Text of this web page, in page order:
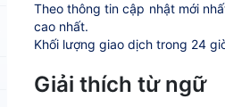
Theo thông tin cập nhật mới
cao nhất.
Khối lượng giao dịch trong 24
Giải thích từ ngữ